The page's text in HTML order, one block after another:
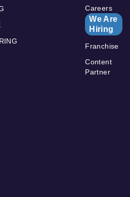
Careers
We Are
Hiring
Franchise
Content
Partner